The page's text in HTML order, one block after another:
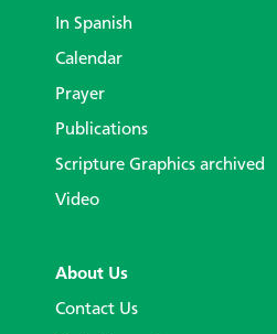
In Spanish
Calendar
Prayer
Publications
Scripture Graphics archived
Video
About Us
Contact Us